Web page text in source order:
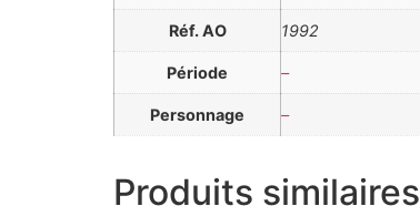
Réf. AO 1992
Période –
Personnage –
Produits similaires